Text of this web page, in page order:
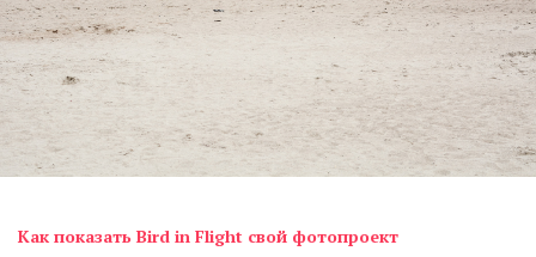
Как показать Bird in Flight свой фотопроект